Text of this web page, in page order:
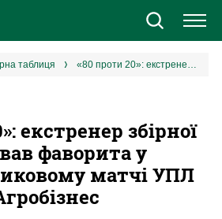
Новини
Єврокубки
УПЛ
таблиця «80 проти 20»: екстренер збірної України назвав фаворита у першому стиковому матчі УПЛ Кудрівка – Агробізнес
екстренер збірної
фаворита у
матчі УПЛ